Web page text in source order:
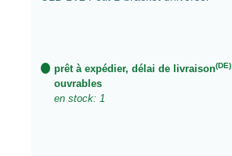
prêt à expédier, délai de livraison(DE)
ouvrables
en stock: 1